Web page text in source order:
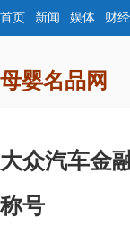
首页 新闻 娱体 财经
母婴名品网
大众汽车金
称号